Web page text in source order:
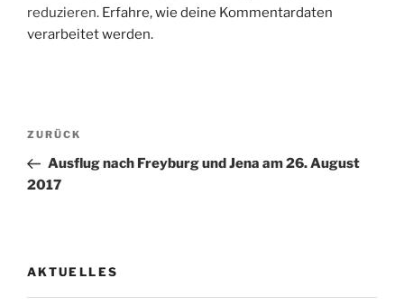
reduzieren. Erfahre, wie deine Kommentardaten
verarbeitet werden.
Beitragsnavigation
Vorheriger
Beitrag
ZURÜCK
Ausflug nach Freyburg und Jena am 26. August
2017
AKTUELLES